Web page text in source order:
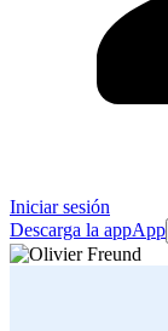
Iniciar sesión
Descarga la appApp